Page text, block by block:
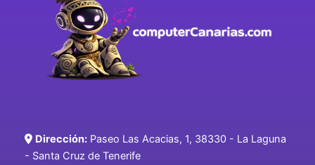
Dirección: Paseo Las Acacias, 1, 38330 - La Laguna
- Santa Cruz de Tenerife